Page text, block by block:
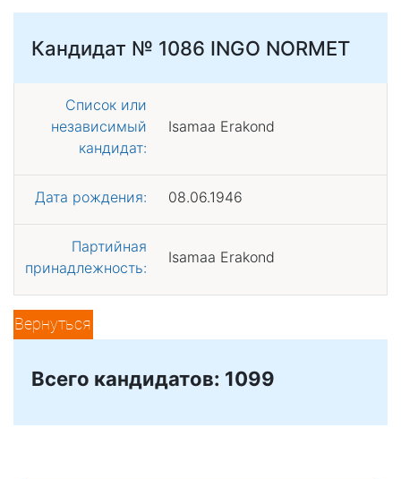
Кандидат № 1086 INGO NORMET
Список или
независимый
кандидат:
Isamaa Erakond
Дата рождения: 08.06.1946
Партийная
принадлежность:
Isamaa Erakond
Вернуться
Всего кандидатов: 1099